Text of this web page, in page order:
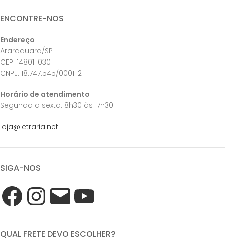
ENCONTRE-NOS
Endereço
Araraquara/SP
CEP: 14801-030
CNPJ: 18.747.545/0001-21
Horário de atendimento
Segunda a sexta: 8h30 às 17h30
loja@letraria.net
SIGA-NOS
QUAL FRETE DEVO ESCOLHER?